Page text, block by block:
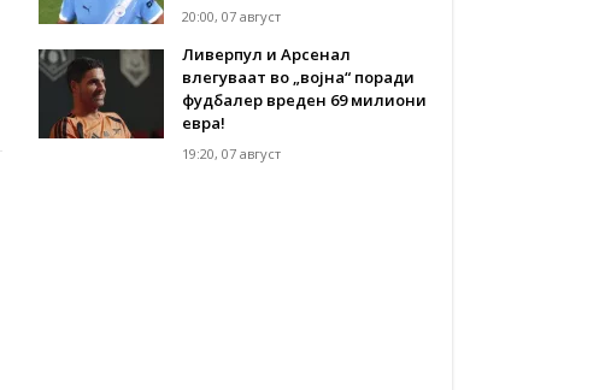
20:00, 07 август
Ливерпул и Арсенал
влегуваат во „војна“ поради
фудбалер вреден 69 милиони
евра!
19:20, 07 август